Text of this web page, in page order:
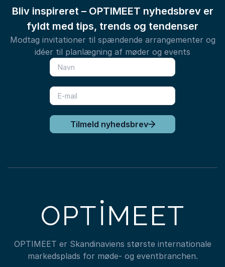
Bliv inspireret – OPTIMEET nyhedsbrev er
fyldt med tips, trends og tendenser
Modtag invitationer til spændende arrangementer og
idéer til planlægning af møder og events
Tilmeld nyhedsbrev
OPTIMEET er Skandinaviens største internationale
markedsplads for møde- og eventbranchen.